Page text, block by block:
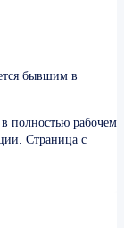
бывшим в
полностью рабочем
Страница с